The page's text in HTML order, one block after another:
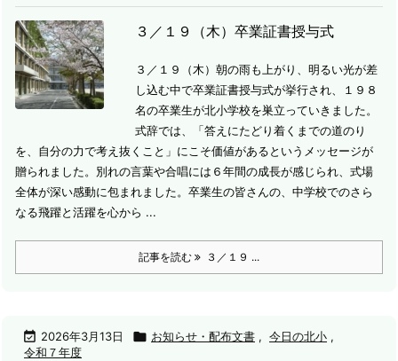
３／１９（木）卒業証書授与式
３／１９（木）朝の雨も上がり、明るい光が差
し込む中で卒業証書授与式が挙行され、１９８
名の卒業生が北小学校を巣立っていきました。
式辞では、「答えにたどり着くまでの道のり
を、自分の力で考え抜くこと」にこそ価値があるというメッセージが
贈られました。別れの言葉や合唱には６年間の成長が感じられ、式場
全体が深い感動に包まれました。 卒業生の皆さんの、中学校でのさら
なる飛躍と活躍を心から ...
記事を読む ３／１９ ...
 2026年3月13日  お知らせ・配布文書 , 今日の北小 ,
令和７年度